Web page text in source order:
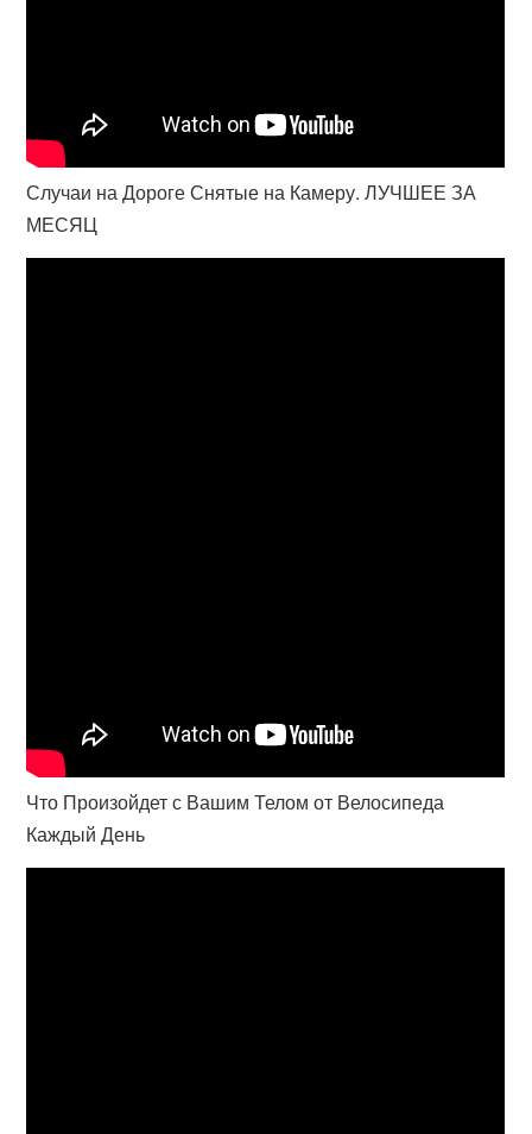
Случаи на Дороге Снятые на Камеру. ЛУЧШЕЕ ЗА
МЕСЯЦ
Что Произойдет с Вашим Телом от Велосипеда
Каждый День